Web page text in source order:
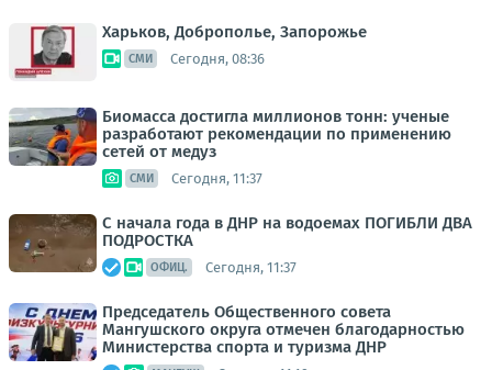
Харьков, Доброполье, Запорожье
СМИ Сегодня, 08:36
Биомасса достигла миллионов тонн: ученые
разработают рекомендации по применению
сетей от медуз
СМИ Сегодня, 11:37
С начала года в ДНР на водоемах ПОГИБЛИ ДВА
ПОДРОСТКА
ОФИЦ. Сегодня, 11:37
Председатель Общественного совета
Мангушского округа отмечен благодарностью
Министерства спорта и туризма ДНР